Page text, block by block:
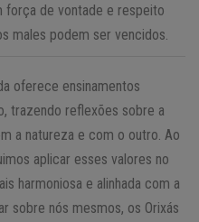
força de vontade e respeito
males podem ser vencidos.
oferece ensinamentos
trazendo reflexões sobre a
a natureza e com o outro. Ao
aplicar esses valores no
harmoniosa e alinhada com a
sobre nós mesmos, os Orixás